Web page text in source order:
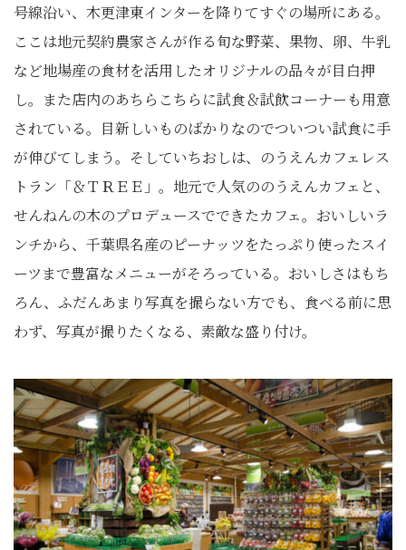
号線沿い、木更津東インターを降りてすぐの場所にある。
ここは地元契約農家さんが作る旬な野菜、果物、卵、牛乳
など地場産の食材を活用したオリジナルの品々が目白押
し。また店内のあちらこちらに試食＆試飲コーナーも用意
されている。目新しいものばかりなのでついつい試食に手
が伸びてしまう。そしていちおしは、のうえんカフェレス
トラン「＆ＴＲＥＥ」。地元で人気ののうえんカフェと、
せんねんの木のプロデュースでできたカフェ。おいしいラ
ンチから、千葉県名産のピーナッツをたっぷり使ったスイ
ーツまで豊富なメニューがそろっている。おいしさはもち
ろん、ふだんあまり写真を撮らない方でも、食べる前に思
わず、写真が撮りたくなる、素敵な盛り付け。